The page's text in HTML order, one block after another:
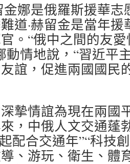
金娜是俄羅斯援華
道·赫留金是當年
。“俄中之間的友
動情地說，“習近平
誼，促進兩國國民
摯情誼為現在兩國
，中俄人文交通蓬
配合交通年”“科技
、游玩、衛生、體